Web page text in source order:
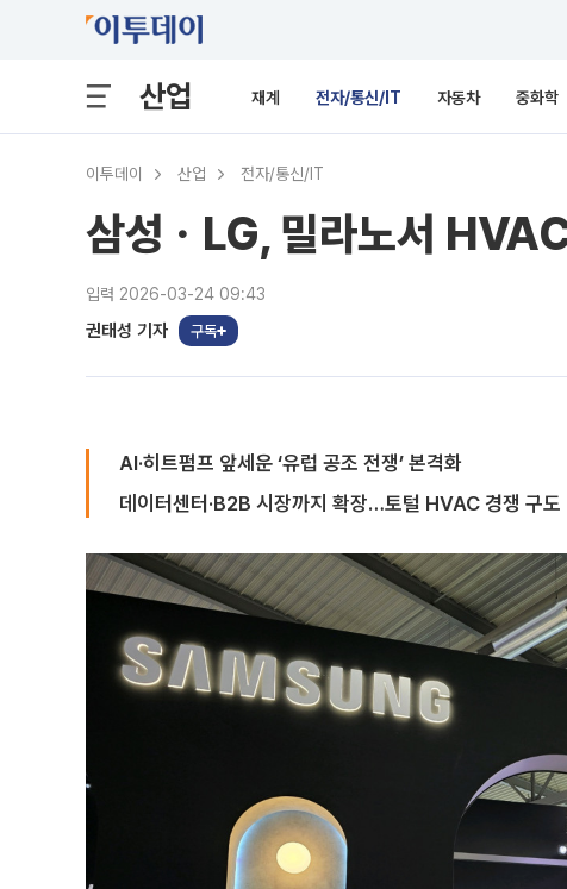
산업 재계 전자/통신/IT 자동차 중화학
이투데이 산업 전자/통신/IT
삼성ㆍLG, 밀라노서
입력 2026-03-24 09:43
권태성 기자 구독
AI·히트펌프 앞세운 ‘유럽 공조 전쟁’ 본격화
데이터센터·B2B 시장까지 확장…토털 HVAC 경쟁 구도